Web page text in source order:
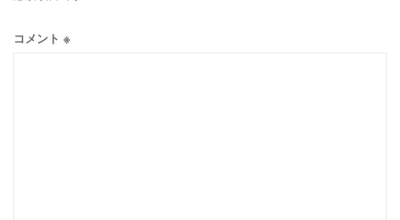
コメント ※